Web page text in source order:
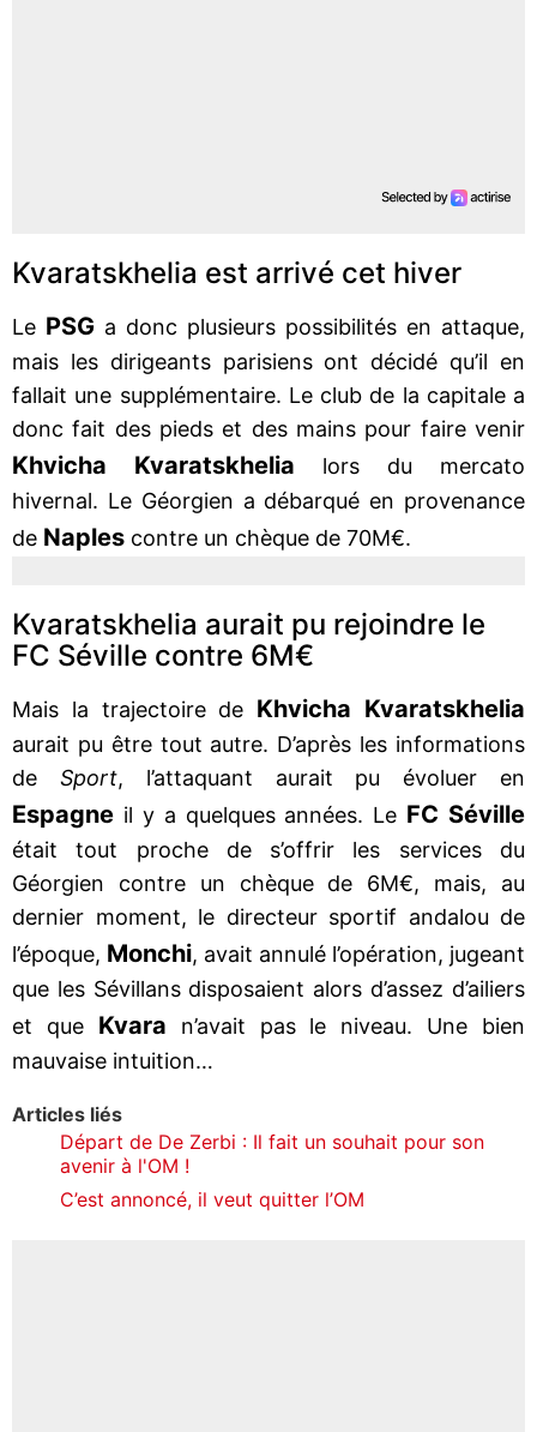
Kvaratskhelia est arrivé cet hiver
Le PSG a donc plusieurs possibilités en attaque,
mais les dirigeants parisiens ont décidé qu’il en
fallait une supplémentaire. Le club de la capitale a
donc fait des pieds et des mains pour faire venir
Khvicha Kvaratskhelia lors du mercato
hivernal. Le Géorgien a débarqué en provenance
de Naples contre un chèque de 70M€.
Kvaratskhelia aurait pu rejoindre le
FC Séville contre 6M€
Mais la trajectoire de Khvicha Kvaratskhelia
aurait pu être tout autre. D’après les informations
de Sport, l’attaquant aurait pu évoluer en
Espagne il y a quelques années. Le FC Séville
était tout proche de s’offrir les services du
Géorgien contre un chèque de 6M€, mais, au
dernier moment, le directeur sportif andalou de
l’époque, Monchi, avait annulé l’opération, jugeant
que les Sévillans disposaient alors d’assez d’ailiers
et que Kvara n’avait pas le niveau. Une bien
mauvaise intuition…
Articles liés
Départ de De Zerbi : Il fait un souhait pour son
avenir à l'OM !
C’est annoncé, il veut quitter l’OM